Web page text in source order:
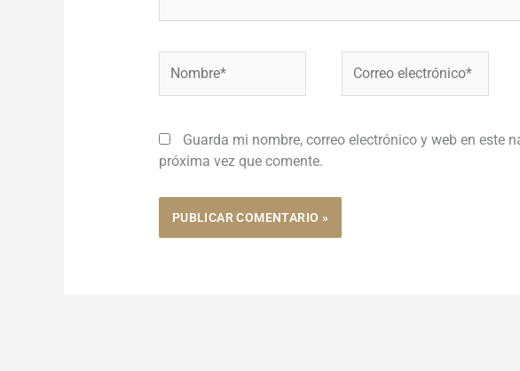
electrónico*
Guarda mi nombre, correo electrónico y web en este
próxima vez que comente.